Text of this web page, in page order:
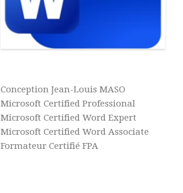
Distance
Conception Jean-Louis MASO
Microsoft Certified Professional
Microsoft Certified Word Expert
Microsoft Certified Word Associate
Formateur Certifié FPA